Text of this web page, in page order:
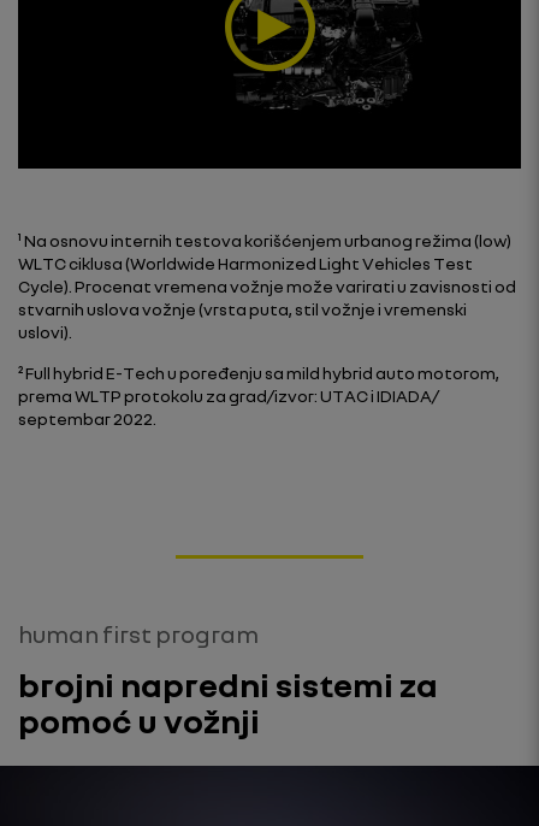
¹ Na osnovu internih testova korišćenjem urbanog režima (low)
WLTC ciklusa (Worldwide Harmonized Light Vehicles Test
Cycle). Procenat vremena vožnje može varirati u zavisnosti od
stvarnih uslova vožnje (vrsta puta, stil vožnje i vremenski
uslovi).
² Full hybrid E-Tech u poređenju sa mild hybrid auto motorom,
prema WLTP protokolu za grad/izvor: UTAC i IDIADA/
septembar 2022.
human first program
brojni napredni sistemi za
pomoć u vožnji